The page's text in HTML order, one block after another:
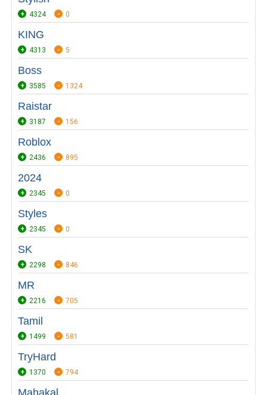
4324 0
KING
4313 5
Boss
3585 1324
Raistar
3187 156
Roblox
2436 895
2024
2345 0
Styles
2345 0
SK
2298 846
MR
2216 705
Tamil
1499 581
TryHard
1370 794
Mahakal